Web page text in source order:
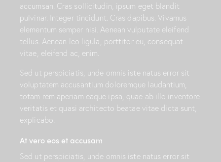
accumsan. Cras sollicitudin, ipsum eget blandit
pulvinar. Integer tincidunt. Cras dapibus. Vivamus
elementum semper nisi. Aenean vulputate eleifend
tellus. Aenean leo ligula, porttitor eu, consequat
vitae, eleifend ac, enim.
Sed ut perspiciatis, unde omnis iste natus error sit
voluptatem accusantium doloremque laudantium,
totam rem aperiam eaque ipsa, quae ab illo inventore
veritatis et quasi architecto beatae vitae dicta sunt,
explicabo.
At vero eos et accusam
Sed ut perspiciatis, unde omnis iste natus error sit